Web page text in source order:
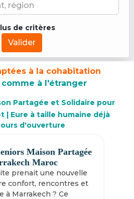
région
de critères
Valider
à la cohabitation
comme à l'étranger
Partagée et Solidaire pour
| Eure à taille humaine déjà
d'ouverture
Maison Partagée
Maroc
prenait une nouvelle
confort, rencontres et
à Marrakech ? Ce